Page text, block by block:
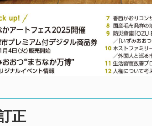
正